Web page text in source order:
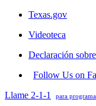
Texas.gov
Videoteca
Declaración
Follow Us on
Llame 2-1-1
para